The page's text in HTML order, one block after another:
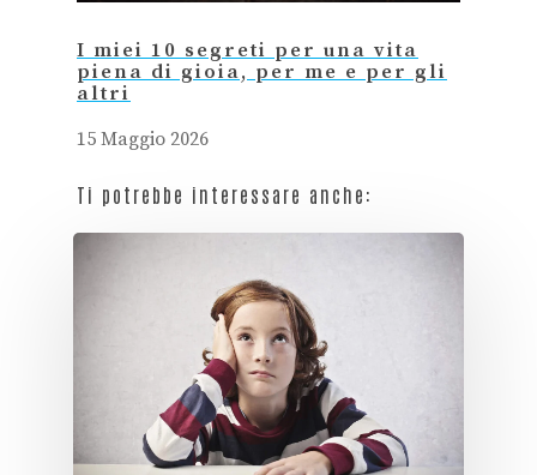
I miei 10 segreti per una vita
piena di gioia, per me e per gli
altri
15 Maggio 2026
Ti potrebbe interessare anche: